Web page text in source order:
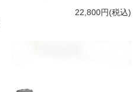
22,800円(税込)